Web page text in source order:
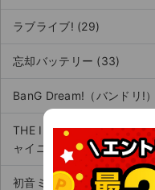
ラブライブ! (29)
忘却バッテリー (33)
BanG Dream!（バンドリ!
THE IDOLM@STER
ャイニーカラーズ） (12)
初音ミク (59)